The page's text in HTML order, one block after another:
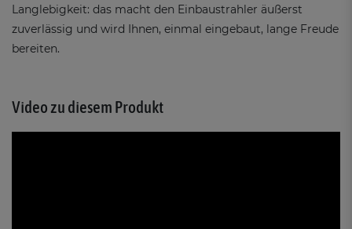
Langlebigkeit: das macht den Einbaustrahler äußerst
zuverlässig und wird Ihnen, einmal eingebaut, lange Freude
bereiten.
Video zu diesem Produkt